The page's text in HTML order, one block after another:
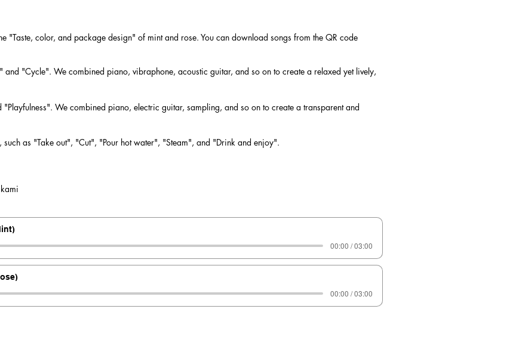
"Taste, color, and package design" of mint and rose. You can download songs from the QR code
"Cycle". We combined piano, vibraphone, acoustic guitar, and so on to create a relaxed yet lively,
We combined piano, electric guitar, sampling, and so on to create a transparent and
as "Take out", "Cut", "Pour hot water", "Steam", and "Drink and enjoy".
00:00 / 03:00
00:00 / 03:00